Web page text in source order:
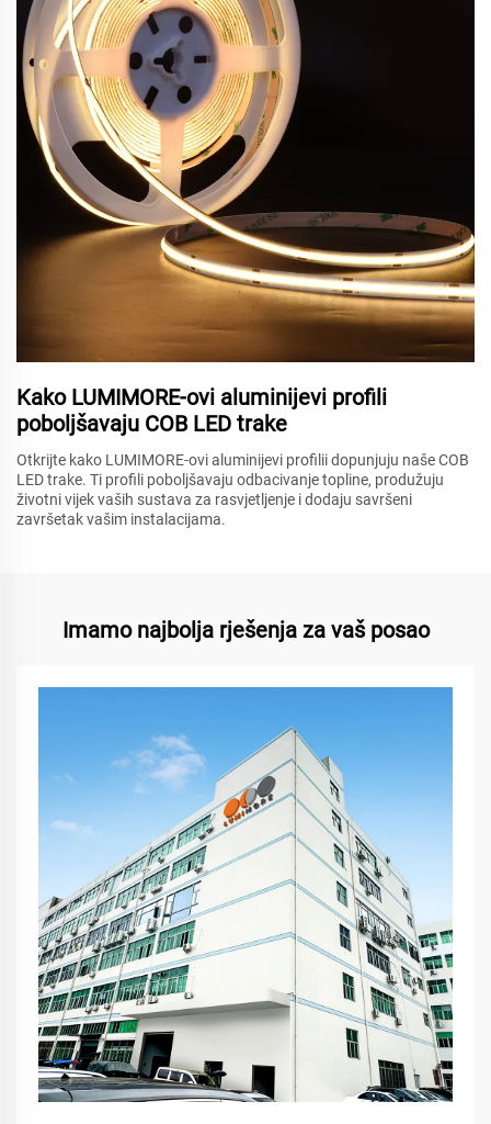
Kako LUMIMORE-ovi aluminijevi profili
poboljšavaju COB LED trake
Otkrijte kako LUMIMORE-ovi aluminijevi profilii dopunjuju naše COB
LED trake. Ti profili poboljšavaju odbacivanje topline, produžuju
životni vijek vaših sustava za rasvjetljenje i dodaju savršeni
završetak vašim instalacijama.
Imamo najbolja rješenja za vaš posao